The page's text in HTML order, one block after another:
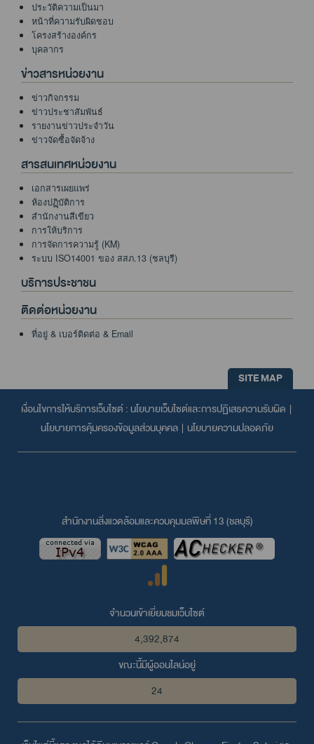
ประวัติความเป็นมา
หน้าที่ความรับผิดชอบ
โครงสร้างองค์กร
บุคลากร
ข่าวสารหน่วยงาน
ข่าวกิจกรรม
ข่าวประชาสัมพันธ์
รายงานข่าวประจำวัน
ข่าวจัดซื้อจัดจ้าง
สารสนเทศหน่วยงาน
เอกสารเผยแพร่
ห้องปฏฺิบัติการ
สำนักงานสีเขียว
การให้บริการ
การจัดการความรู้ (KM)
ระบบ ISO14001 ของ สสภ.13 (ชลบุรี)
บริการประชาชน
ติดต่อหน่วยงาน
ที่อยู่ & เบอร์ติดต่อ & Email
SITE MAP
เงื่อนไขการให้บริการเว็บไซต์ : นโยบายเว็บไซต์และการปฏิเสธความรับผิด |
นโยบายการคุ้มครองข้อมูลส่วนบุคคล | นโยบายความปลอดภัย
สำนักงานสิ่งแวดล้อมและควบคุมมลพิษที่ 13 (ชลบุรี)
จำนวนเข้าเยี่ยมชมเว็บไซต์
4,392,874
ขณะนี้มีผู้ออนไลน์อยู่
24